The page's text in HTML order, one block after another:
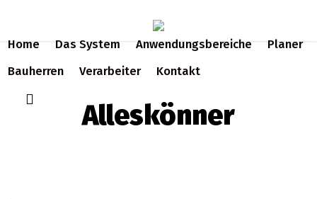
main
content
Home Das System Anwendungsbereiche
Planer
Bauherren
Verarbeiter Kontakt
Alleskönner